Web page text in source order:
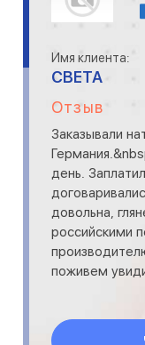
Имя клиента:
СВЕТА
Отзыв
Заказывали
день.
довольна,
российскими
поживем